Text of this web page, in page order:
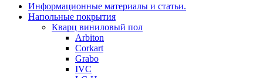
Информационные материалы и статьи.
Напольные покрытия
Кварц виниловый пол
Arbiton
Corkart
Grabo
IVC